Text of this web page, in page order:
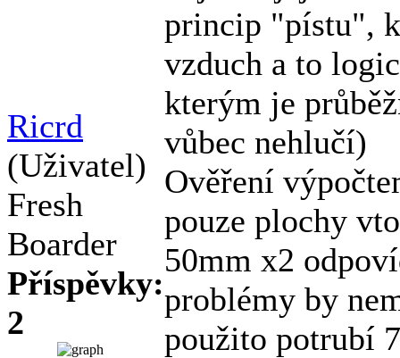
Ricrd
(Uživatel)
Fresh
Boarder
Příspěvky:
2
princip "pístu",
vzduch a to
kterým je
vůbec nehlučí)
Ověření
pouze plochy
50mm x2
problémy by
použito potrubí